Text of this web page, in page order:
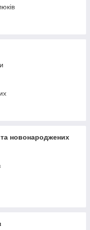
дітейкласів
новонароджених